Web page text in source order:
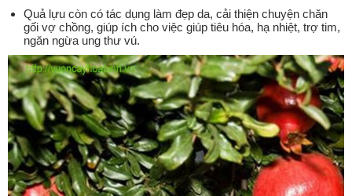
Quả lựu còn có tác dụng làm đẹp da, cải thiện chuyện chăn
gối vợ chồng, giúp ích cho việc giúp tiêu hóa, hạ nhiệt, trợ tim,
ngăn ngừa ung thư vú.